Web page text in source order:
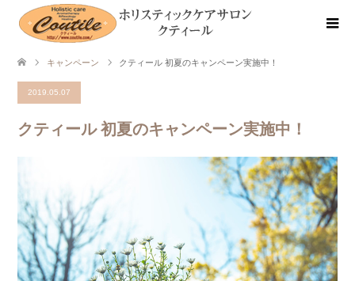
キャンペーン クティール 初夏のキャンペーン実施中！
2019.05.07
クティール 初夏のキャンペーン実施中！